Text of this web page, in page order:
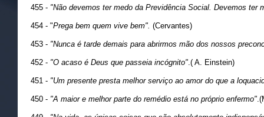
455 - "Não devemos ter medo da Previdência Social. Devemos ter
454 - "Prega bem quem vive bem". (Cervantes)
453 - "Nunca é tarde demais para abrirmos mão dos nossos
452 - "O acaso é Deus que passeia incógnito" .( A. Einstein)
451 - "Um presente presta melhor serviço ao amor do que a
450 - "A maior e melhor parte do remédio está no próprio enfermo"